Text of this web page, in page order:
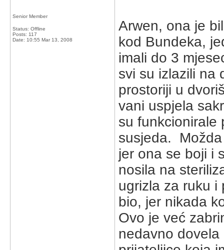
Senior Member
Status: Offline
Posts: 117
Date: 10:55 Mar 13, 2008
Arwen, ona je
kod Bundeka,
imali do 3
svi su izlazili na
prostoriji u
vani uspjela
su funkcionirale
susjeda.
jer ona se boji i
nosila na
ugrizla za ruku i
bio, jer nikada
Ovo je već
nedavno